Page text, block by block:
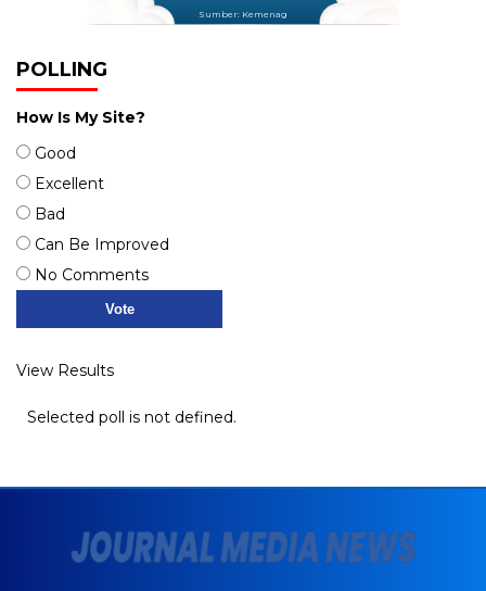
Sumber: Kemenag
POLLING
How Is My Site?
Good
Excellent
Bad
Can Be Improved
No Comments
View Results
Selected poll is not defined.